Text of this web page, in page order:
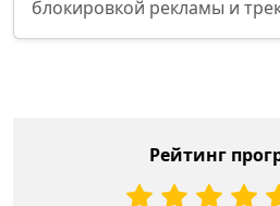
блокировкой рекламы и
Рейтинг